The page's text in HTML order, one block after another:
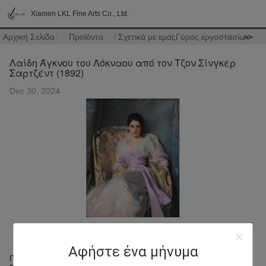
Xiamen LKL Fine Arts Co., Ltd.
Αρχική Σελίδα Προϊόντα Σχετικά με εμάςΓύρος εργοστασίων
>>
Αφήστε ένα μήνυμα
Λαίδη Άγκνου του Λόκναου από τον Τζον Σίνγκερ
Σαρτζέντ (1892)
Dec 30, 2024
Πού να το δείτε: Εθνική Πινακοθήκη της Σκωτίας, Εδιμβούργο,